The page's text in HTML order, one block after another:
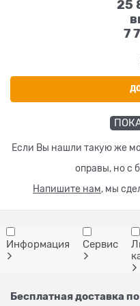
25
7
Если Вы нашли такую же
оправы, но с
Напишите нам, мы
Информация Сервис
Бесплатная доставка